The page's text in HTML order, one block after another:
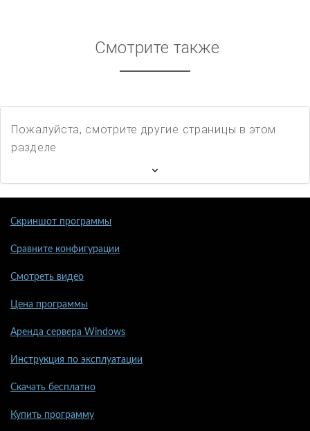
Смотрите также
Пожалуйста, смотрите другие страницы в этом
разделе
Скриншот программы
Сравните конфигурации
Смотреть видео
Цена программы
Аренда сервера Windows
Инструкция по эксплуатации
Скачать бесплатно
Купить программу